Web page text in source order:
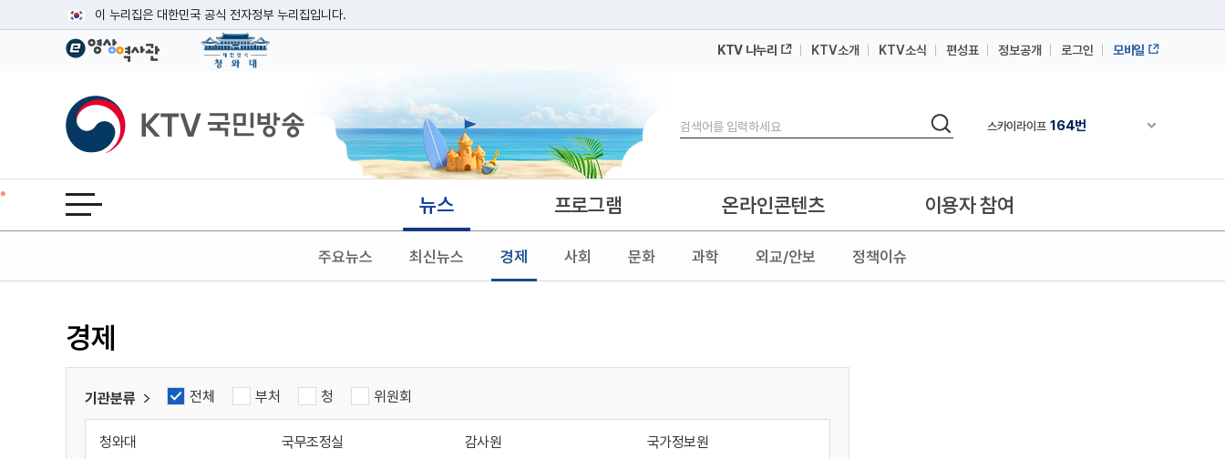
이 누리집은 대한민국 공식 전자정부 누리집입니다.
공식 누리집 주소 확인하기
이밖에 or.kr 또는 .kr등 다른 도메인 주소를 사용하고 있다면 아래 URL에서 도메인 주소를 확인해 보세요
운영중인 공식 누리집보기
KTV 나누리 KTV소개 KTV소식 편성표 정보공개 로그인 모바일
KTV국민방송
검색
검색 채널안내 펼쳐
IPTV(KT, SKB, LGU+)
IPTV(KT, SKB, LGU+)
전체메뉴 열기 뉴스
주요뉴스 최신뉴스 경제 사회 문화 과학 외교/안보 정책이슈
프로그램 온라인콘텐츠 이용자 참여
경제
기관분류 전체 부처 청 위원회
청와대 국무조정실 감사원
국가정보원
검색